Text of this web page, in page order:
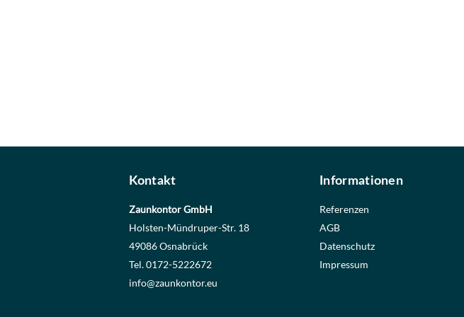
Kontakt
Zaunkontor GmbH
Holsten-Mündruper-Str. 18
49086 Osnabrück
Tel. 0172-5222672
info@zaunkontor.eu
Informationen
Referenzen
AGB
Datenschutz
Impressum